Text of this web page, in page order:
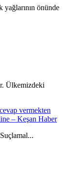
yağlarının önünde
Ülkemizdeki
vermekten
– Keşan Haber